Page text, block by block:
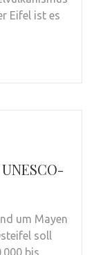
Eifel ist es
um Mayen
soll
bis